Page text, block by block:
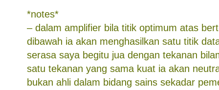
*notes*
– dalam amplifier bila titik optimum atas
dibawah ia akan menghasilkan satu titik
serasa saya begitu jua dengan tekanan
satu tekanan yang sama kuat ia akan
bukan ahli dalam bidang sains sekadar